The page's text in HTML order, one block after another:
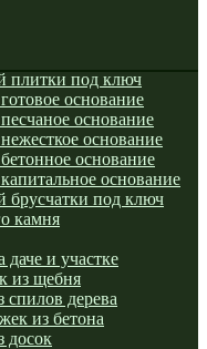
плитки под ключ
основание
основание
основание
основание
основание
брусчатки под ключ
камня
и участке
из щебня
спилов дерева
из бетона
досок